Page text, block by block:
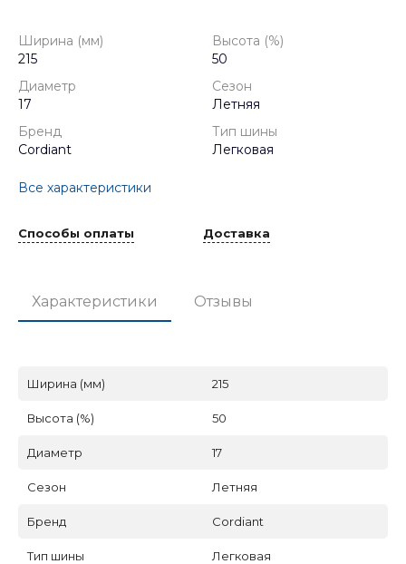
Ширина (мм)
215
Высота (%)
50
Диаметр
17
Сезон
Летняя
Бренд
Cordiant
Тип шины
Легковая
Все характеристики
Способы оплаты Доставка
Характеристики Отзывы
Ширина (мм) 215
Высота (%) 50
Диаметр 17
Сезон Летняя
Бренд Cordiant
Тип шины Легковая